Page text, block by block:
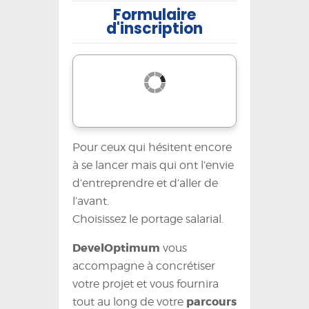
Formulaire
d'inscription
Pour ceux qui hésitent encore
à se lancer mais qui ont l’envie
d’entreprendre et d’aller de
l’avant.
Choisissez le portage salarial.
DevelOptimum vous
accompagne à concrétiser
votre projet et vous fournira
tout au long de votre parcours